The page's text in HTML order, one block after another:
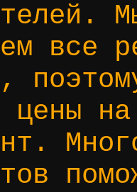
все
цены